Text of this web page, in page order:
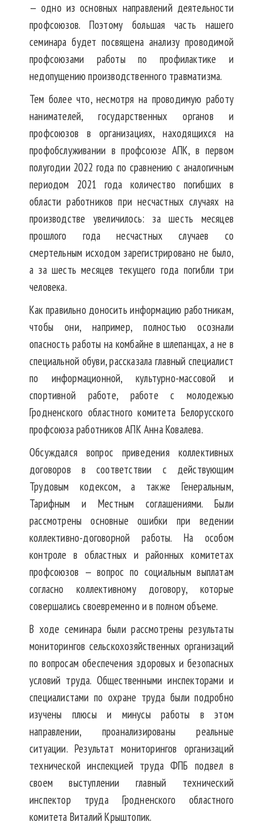
— одно из основных направлений деятельности
профсоюзов. Поэтому большая часть нашего
семинара будет посвящена анализу проводимой
профсоюзами работы по профилактике и
недопущению производственного травматизма.
Тем более что, несмотря на проводимую работу
нанимателей, государственных органов и
профсоюзов в организациях, находящихся на
профобслуживании в профсоюзе АПК, в первом
полугодии 2022 года по сравнению с аналогичным
периодом 2021 года количество погибших в
области работников при несчастных случаях на
производстве увеличилось: за шесть месяцев
прошлого года несчастных случаев со
смертельным исходом зарегистрировано не было,
а за шесть месяцев текущего года погибли три
человека.
Как правильно доносить информацию работникам,
чтобы они, например, полностью осознали
опасность работы на комбайне в шлепанцах, а не в
специальной обуви, рассказала главный специалист
по информационной, культурно-массовой и
спортивной работе, работе с молодежью
Гродненского областного комитета Белорусского
профсоюза работников АПК Анна Ковалева.
Обсуждался вопрос приведения коллективных
договоров в соответствии с действующим
Трудовым кодексом, а также Генеральным,
Тарифным и Местным соглашениями. Были
рассмотрены основные ошибки при ведении
коллективно-договорной работы. На особом
контроле в областных и районных комитетах
профсоюзов — вопрос по социальным выплатам
согласно коллективному договору, которые
совершались своевременно и в полном объеме.
В ходе семинара были рассмотрены результаты
мониторингов сельскохозяйственных организаций
по вопросам обеспечения здоровых и безопасных
условий труда. Общественными инспекторами и
специалистами по охране труда были подробно
изучены плюсы и минусы работы в этом
направлении, проанализированы реальные
ситуации. Результат мониторингов организаций
технической инспекцией труда ФПБ подвел в
своем выступлении главный технический
инспектор труда Гродненского областного
комитета Виталий Крыштопик.